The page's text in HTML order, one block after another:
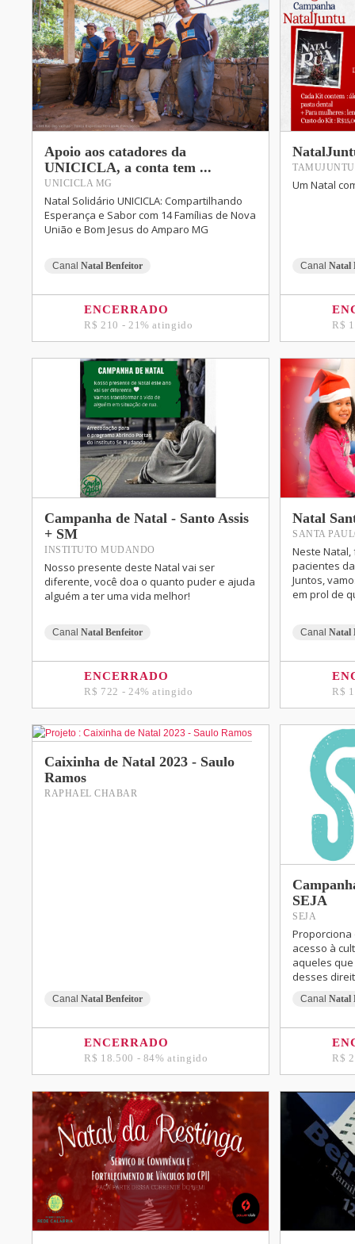
Apoio aos catadores da
UNICICLA, a conta tem ...
UNICICLA MG
Natal Solidário UNICICLA: Compartilhando
Esperança e Sabor com 14 Famílias de Nova
União e Bom Jesus do Amparo MG
Canal Natal Benfeitor
ENCERRADO
R$ 210 - 21% atingido
TAMUJUNTU
Um Natal
Canal Natal
R$
Campanha de Natal - Santo Assis
+ SM
INSTITUTO MUDANDO
Nosso presente deste Natal vai ser
diferente, você doa o quanto puder e ajuda
alguém a ter uma vida melhor!
Canal Natal Benfeitor
ENCERRADO
R$ 722 - 24% atingido
Natal
SANTA
Neste
pacientes
Juntos,
em prol de
Canal Natal
R$
Caixinha de Natal 2023 - Saulo
Ramos
RAPHAEL CHABAR
Canal Natal Benfeitor
ENCERRADO
R$ 18.500 - 84% atingido
SEJA
SEJA
acesso à
aqueles
desses
Canal Natal
R$